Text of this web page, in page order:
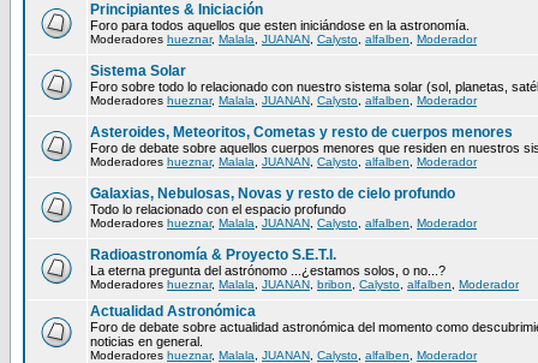
Principiantes & Iniciación
Foro para todos aquellos que esten iniciándose en la astronomía.
Moderadores hueznar, Malala JUANAN Calysto alfalben Moderador
Sistema Solar
Foro sobre todo lo relacionado con nuestro sistema solar (sol, planetas,
Moderadores hueznar, Malala JUANAN Calysto alfalben Moderador
Asteroides, Meteoritos, Cometas y resto de cuerpos menores
Foro de debate sobre aquellos cuerpos menores que residen en nuestros
Moderadores hueznar, Malala JUANAN Calysto alfalben Moderador
Galaxias, Nebulosas, Novas y resto de cielo profundo
Todo lo relacionado con el espacio profundo
Moderadores hueznar, Malala JUANAN Calysto alfalben Moderador
Radioastronomía & Proyecto S.E.T.I.
La eterna pregunta del astrónomo ...¿estamos solos, o no...?
Moderadores hueznar, Malala JUANAN bribon Calysto alfalben Moderador
Actualidad Astronómica
Foro de debate sobre actualidad astronómica del momento como
noticias en general.
Moderadores hueznar, Malala JUANAN Calysto alfalben Moderador